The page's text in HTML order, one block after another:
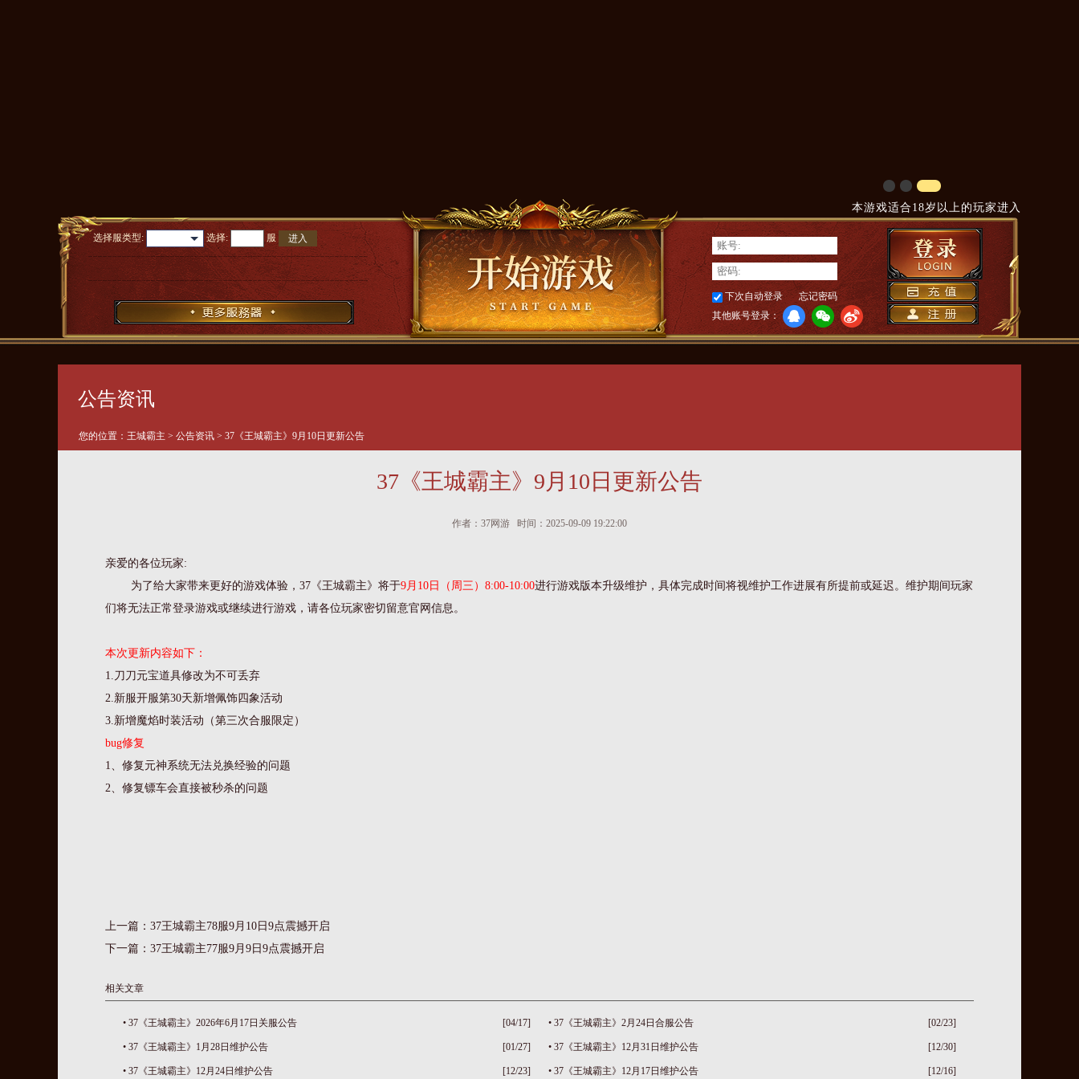
本游戏适合18岁以上的玩家进入
下次自动登录
忘记密码
其他账号登录：
选择服类型: 选择: 服 进入
公告资讯
您的位置： 王城霸主 > 公告资讯 > 37《王城霸主》9月10日更新公告
37《王城霸主》9月10日更新公告
作者：37网游 时间：2025-09-09 19:22:00
亲爱的各位玩家:
为了给大家带来更好的游戏体验，37《王城霸主》将于9月10日（周三）8:00-10:00进行游戏版本升级维护，具体完成时间将视维护工作进展有所提前或延迟。维护期间玩家
们将无法正常登录游戏或继续进行游戏，请各位玩家密切留意官网信息。
本次更新内容如下：
1.刀刀元宝道具修改为不可丢弃
2.新服开服第30天新增佩饰四象活动
3.新增魔焰时装活动（第三次合服限定）
bug修复
1、修复元神系统无法兑换经验的问题
2、修复镖车会直接被秒杀的问题
上一篇： 37王城霸主78服9月10日9点震撼开启
下一篇： 37王城霸主77服9月9日9点震撼开启
相关文章
[04/17]
• 37《王城霸主》2026年6月17日关服公告 [02/23]
• 37《王城霸主》2月24日合服公告
[01/27]
• 37《王城霸主》1月28日维护公告 [12/30]
• 37《王城霸主》12月31日维护公告
[12/23]
• 37《王城霸主》12月24日维护公告 [12/16]
• 37《王城霸主》12月17日维护公告